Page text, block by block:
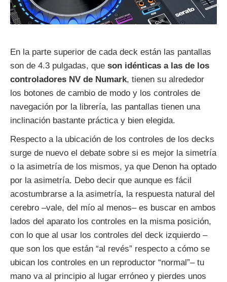
En la parte superior de cada deck están las pantallas
son de 4.3 pulgadas, que son idénticas a las de los
controladores NV de Numark, tienen su alrededor
los botones de cambio de modo y los controles de
navegación por la librería, las pantallas tienen una
inclinación bastante práctica y bien elegida.
Respecto a la ubicación de los controles de los decks
surge de nuevo el debate sobre si es mejor la simetría
o la asimetría de los mismos, ya que Denon ha optado
por la asimetría. Debo decir que aunque es fácil
acostumbrarse a la asimetría, la respuesta natural del
cerebro –vale, del mío al menos– es buscar en ambos
lados del aparato los controles en la misma posición,
con lo que al usar los controles del deck izquierdo –
que son los que están “al revés” respecto a cómo se
ubican los controles en un reproductor “normal”– tu
mano va al principio al lugar erróneo y pierdes unos